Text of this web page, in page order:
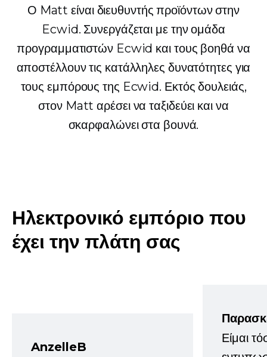
Ο Matt είναι διευθυντής προϊόντων στην
Ecwid. Συνεργάζεται με την ομάδα
προγραμματιστών Ecwid και τους βοηθά να
αποστέλλουν τις κατάλληλες δυνατότητες για
τους εμπόρους της Ecwid. Εκτός δουλειάς,
στον Matt αρέσει να ταξιδεύει και να
σκαρφαλώνει στα βουνά.
Ηλεκτρονικό εμπόριο που
έχει την πλάτη σας
AnzelleB
Είμαι